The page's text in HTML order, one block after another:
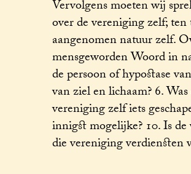
Vervolgens moeten wij
over de vereniging zelf;
aangenomen natuur zelf.
mensgeworden Woord in
de persoon of hypostase
van ziel en lichaam? 6.
vereniging zelf iets
innigst mogelijke? 10. Is
die vereniging verdiensten